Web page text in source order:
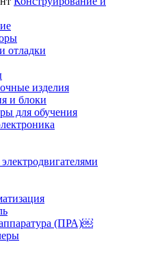
отладки
изделия
и блоки
для обучения
(ПРА)￼